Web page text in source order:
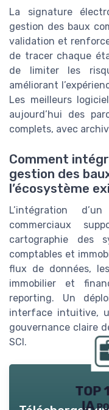
La signature
gestion des baux
validation et
de tracer chaque
de limiter les
améliorant
Les meilleurs
aujourd’hui des
complets, avec
Comment
gestion des
l’écosystème
L’intégration
commerciaux
cartographie des
comptables et
flux de données,
immobilier et
reporting. Un
interface intuitive,
gouvernance claire
SCI.
TOP
IA